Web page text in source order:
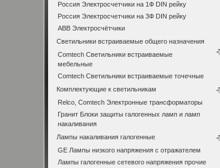
Россия Электросчетчики на 1Ф DIN рейку
Россия Электросчетчики на 3Ф DIN рейку
ABB Электросчётчики
Светильники встраиваемые общего назначения
Comtech Светильники встраиваемые
мебельные
Comtech Светильники встраиваемые точечные
Комплектующие к светильникам
Relco, Comtech Электронные трансформаторы
Гранит Блоки защиты галогенных ламп и ламп
накаливания
Лампы накаливания галогенные
GE Лампы низкого напряжения с отражателем
Лампы галогенные сетевого напряжения прочие